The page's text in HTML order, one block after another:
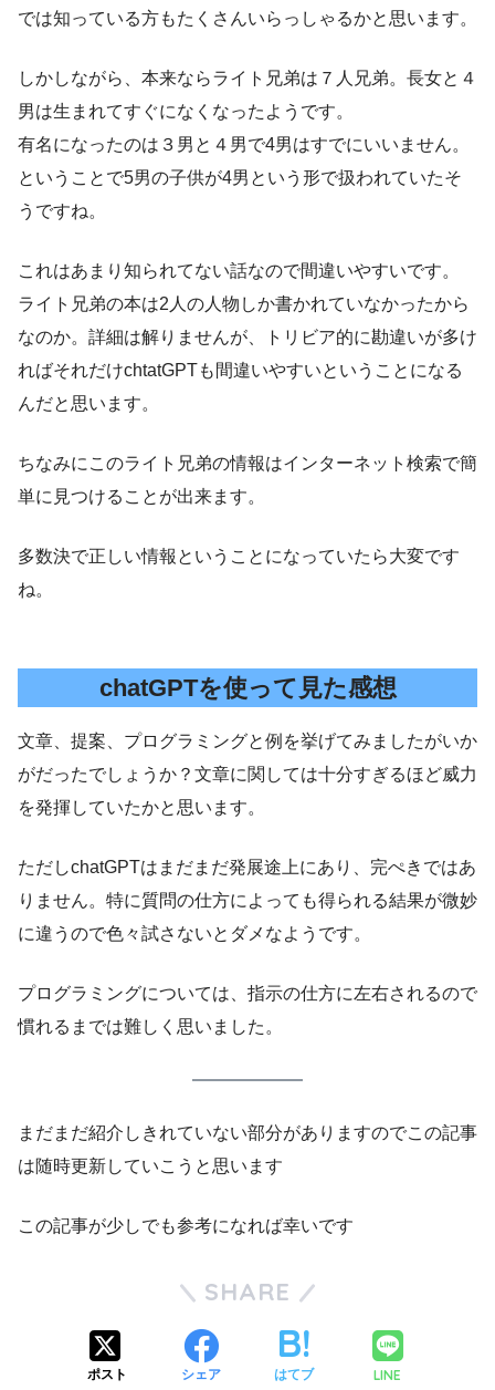
では知っている方もたくさんいらっしゃるかと思います。
しかしながら、本来ならライト兄弟は７人兄弟。長女と４
男は生まれてすぐになくなったようです。
有名になったのは３男と４男で4男はすでにいいません。
ということで5男の子供が4男という形で扱われていたそ
うですね。
これはあまり知られてない話なので間違いやすいです。
ライト兄弟の本は2人の人物しか書かれていなかったから
なのか。詳細は解りませんが、トリビア的に勘違いが多け
ればそれだけchtatGPTも間違いやすいということになる
んだと思います。
ちなみにこのライト兄弟の情報はインターネット検索で簡
単に見つけることが出来ます。
多数決で正しい情報ということになっていたら大変です
ね。
chatGPTを使って見た感想
文章、提案、プログラミングと例を挙げてみましたがいか
がだったでしょうか？文章に関しては十分すぎるほど威力
を発揮していたかと思います。
ただしchatGPTはまだまだ発展途上にあり、完ぺきではあ
りません。特に質問の仕方によっても得られる結果が微妙
に違うので色々試さないとダメなようです。
プログラミングについては、指示の仕方に左右されるので
慣れるまでは難しく思いました。
まだまだ紹介しきれていない部分がありますのでこの記事
は随時更新していこうと思います
この記事が少しでも参考になれば幸いです
SHARE
ポスト シェア はてブ LINE